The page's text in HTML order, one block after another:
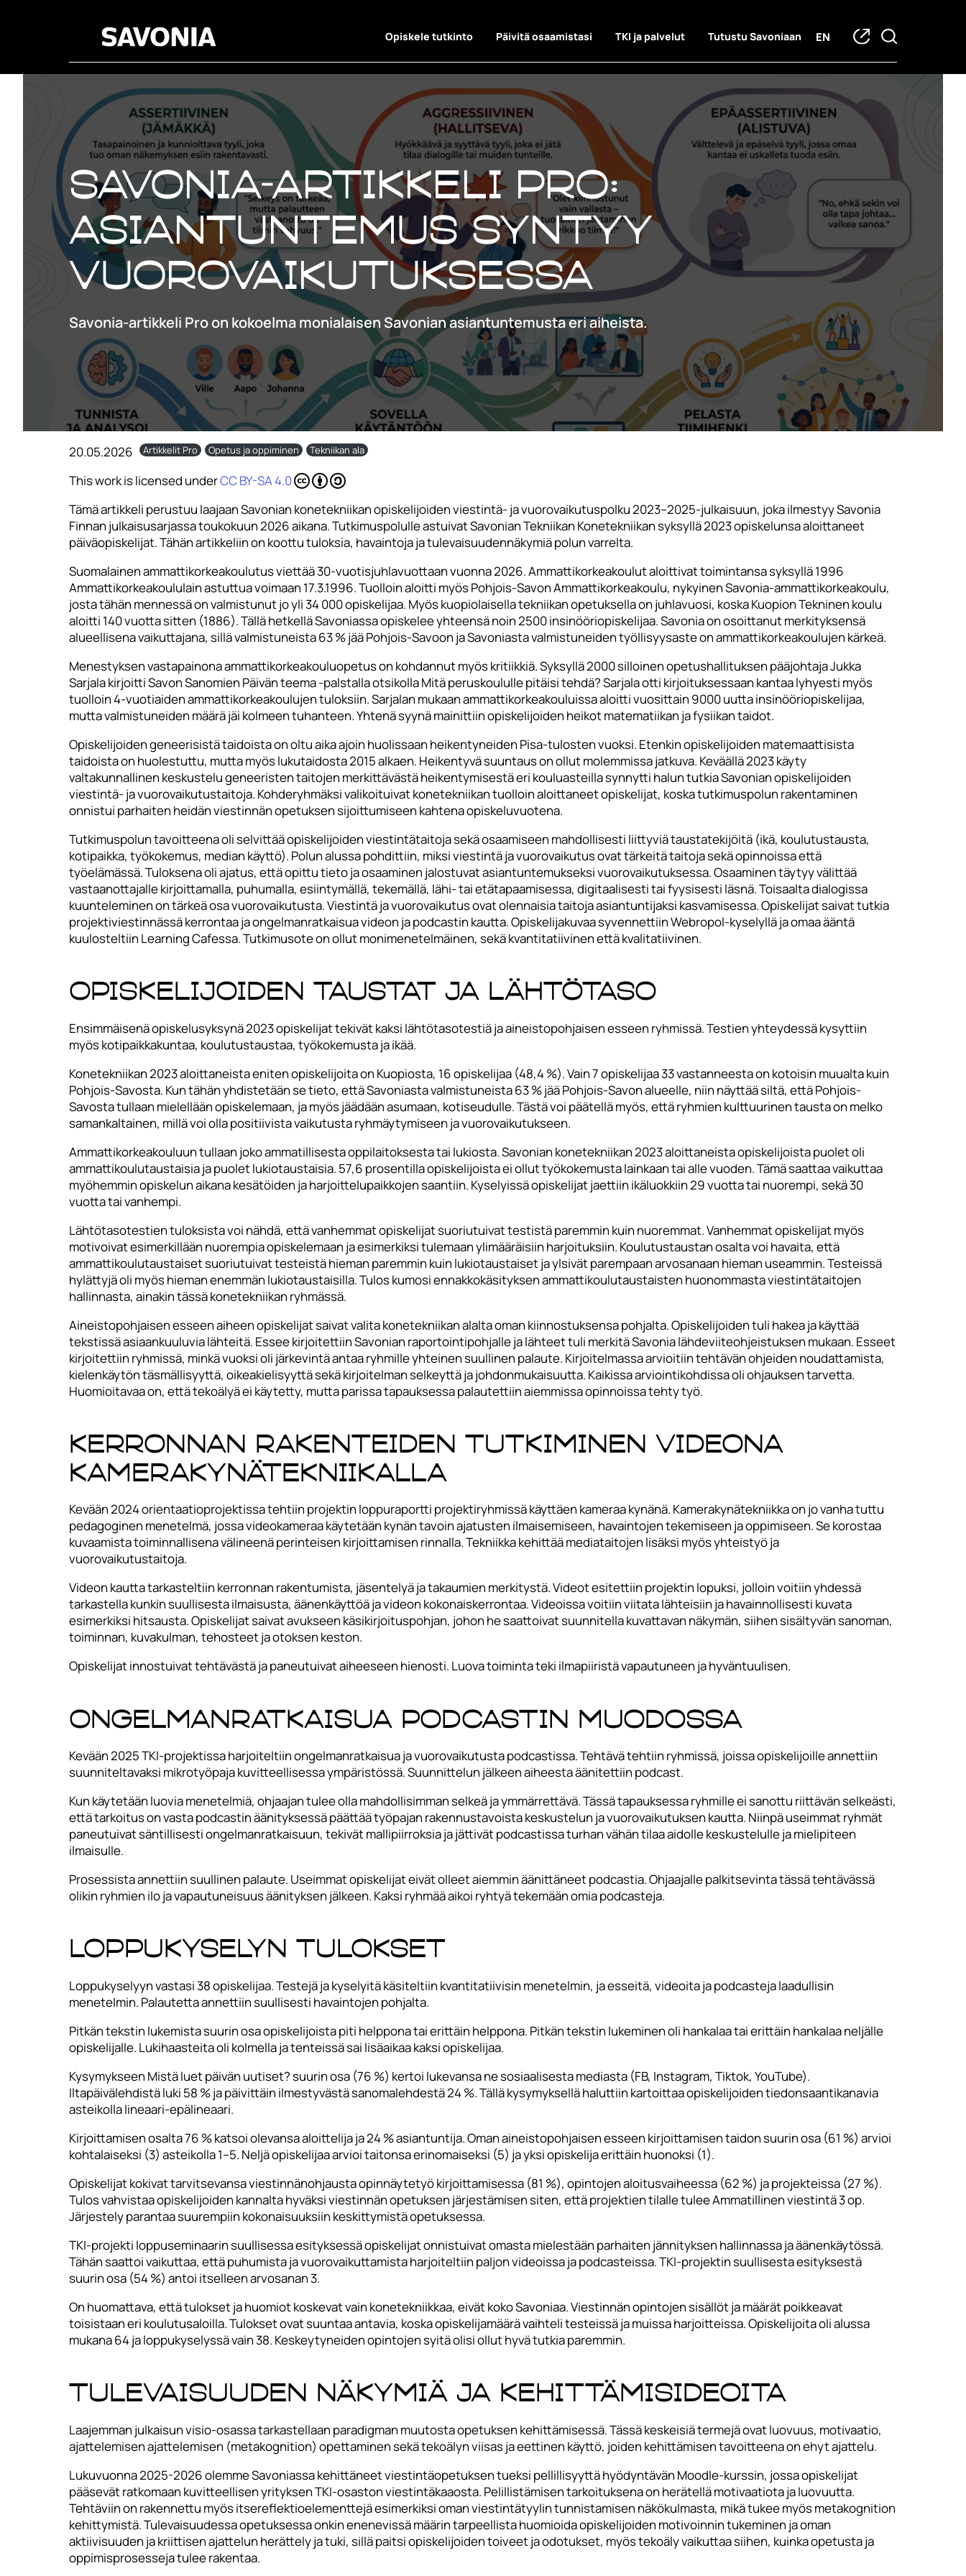
Opiskele tutkinto Päivitä osaamistasi TKI ja palvelut Tutustu Savoniaan EN
Savonia-artikkeli Pro:
Asiantuntemus syntyy
vuorovaikutuksessa
Savonia-artikkeli Pro on kokoelma monialaisen Savonian asiantuntemusta eri aiheista.
20.05.2026 Artikkelit Pro Opetus ja oppiminen Tekniikan ala
This work is licensed underCC BY-SA 4.0
Tämä artikkeli perustuu laajaan Savonian konetekniikan opiskelijoiden viestintä- ja vuorovaikutuspolku 2023–2025-julkaisuun, joka ilmestyy Savonia
Finnan julkaisusarjassa toukokuun 2026 aikana. Tutkimuspolulle astuivat Savonian Tekniikan Konetekniikan syksyllä 2023 opiskelunsa aloittaneet
päiväopiskelijat. Tähän artikkeliin on koottu tuloksia, havaintoja ja tulevaisuudennäkymiä polun varrelta.
Suomalainen ammattikorkeakoulutus viettää 30-vuotisjuhlavuottaan vuonna 2026. Ammattikorkeakoulut aloittivat toimintansa syksyllä 1996
Ammattikorkeakoululain astuttua voimaan 17.3.1996. Tuolloin aloitti myös Pohjois-Savon Ammattikorkeakoulu, nykyinen Savonia-ammattikorkeakoulu,
josta tähän mennessä on valmistunut jo yli 34 000 opiskelijaa. Myös kuopiolaisella tekniikan opetuksella on juhlavuosi, koska Kuopion Tekninen koulu
aloitti 140 vuotta sitten (1886). Tällä hetkellä Savoniassa opiskelee yhteensä noin 2500 insinööriopiskelijaa. Savonia on osoittanut merkityksensä
alueellisena vaikuttajana, sillä valmistuneista 63 % jää Pohjois-Savoon ja Savoniasta valmistuneiden työllisyysaste on ammattikorkeakoulujen kärkeä.
Menestyksen vastapainona ammattikorkeakouluopetus on kohdannut myös kritiikkiä. Syksyllä 2000 silloinen opetushallituksen pääjohtaja Jukka
Sarjala kirjoitti Savon Sanomien Päivän teema -palstalla otsikolla Mitä peruskoululle pitäisi tehdä? Sarjala otti kirjoituksessaan kantaa lyhyesti myös
tuolloin 4-vuotiaiden ammattikorkeakoulujen tuloksiin. Sarjalan mukaan ammattikorkeakouluissa aloitti vuosittain 9000 uutta insinööriopiskelijaa,
mutta valmistuneiden määrä jäi kolmeen tuhanteen. Yhtenä syynä mainittiin opiskelijoiden heikot matematiikan ja fysiikan taidot.
Opiskelijoiden geneerisistä taidoista on oltu aika ajoin huolissaan heikentyneiden Pisa-tulosten vuoksi. Etenkin opiskelijoiden matemaattisista
taidoista on huolestuttu, mutta myös lukutaidosta 2015 alkaen. Heikentyvä suuntaus on ollut molemmissa jatkuva. Keväällä 2023 käyty
valtakunnallinen keskustelu geneeristen taitojen merkittävästä heikentymisestä eri kouluasteilla synnytti halun tutkia Savonian opiskelijoiden
viestintä- ja vuorovaikutustaitoja. Kohderyhmäksi valikoituivat konetekniikan tuolloin aloittaneet opiskelijat, koska tutkimuspolun rakentaminen
onnistui parhaiten heidän viestinnän opetuksen sijoittumiseen kahtena opiskeluvuotena.
Tutkimuspolun tavoitteena oli selvittää opiskelijoiden viestintätaitoja sekä osaamiseen mahdollisesti liittyviä taustatekijöitä (ikä, koulutustausta,
kotipaikka, työkokemus, median käyttö). Polun alussa pohdittiin, miksi viestintä ja vuorovaikutus ovat tärkeitä taitoja sekä opinnoissa että
työelämässä. Tuloksena oli ajatus, että opittu tieto ja osaaminen jalostuvat asiantuntemukseksi vuorovaikutuksessa. Osaaminen täytyy välittää
vastaanottajalle kirjoittamalla, puhumalla, esiintymällä, tekemällä, lähi- tai etätapaamisessa, digitaalisesti tai fyysisesti läsnä. Toisaalta dialogissa
kuunteleminen on tärkeä osa vuorovaikutusta. Viestintä ja vuorovaikutus ovat olennaisia taitoja asiantuntijaksi kasvamisessa. Opiskelijat saivat tutkia
projektiviestinnässä kerrontaa ja ongelmanratkaisua videon ja podcastin kautta. Opiskelijakuvaa syvennettiin Webropol-kyselyllä ja omaa ääntä
kuulosteltiin Learning Cafessa. Tutkimusote on ollut monimenetelmäinen, sekä kvantitatiivinen että kvalitatiivinen.
Opiskelijoiden taustat ja lähtötaso
Ensimmäisenä opiskelusyksynä 2023 opiskelijat tekivät kaksi lähtötasotestiä ja aineistopohjaisen esseen ryhmissä. Testien yhteydessä kysyttiin
myös kotipaikkakuntaa, koulutustaustaa, työkokemusta ja ikää.
Konetekniikan 2023 aloittaneista eniten opiskelijoita on Kuopiosta, 16 opiskelijaa (48,4 %). Vain 7 opiskelijaa 33 vastanneesta on kotoisin muualta kuin
Pohjois-Savosta. Kun tähän yhdistetään se tieto, että Savoniasta valmistuneista 63 % jää Pohjois-Savon alueelle, niin näyttää siltä, että Pohjois-
Savosta tullaan mielellään opiskelemaan, ja myös jäädään asumaan, kotiseudulle. Tästä voi päätellä myös, että ryhmien kulttuurinen tausta on melko
samankaltainen, millä voi olla positiivista vaikutusta ryhmäytymiseen ja vuorovaikutukseen.
Ammattikorkeakouluun tullaan joko ammatillisesta oppilaitoksesta tai lukiosta. Savonian konetekniikan 2023 aloittaneista opiskelijoista puolet oli
ammattikoulutaustaisia ja puolet lukiotaustaisia. 57,6 prosentilla opiskelijoista ei ollut työkokemusta lainkaan tai alle vuoden. Tämä saattaa vaikuttaa
myöhemmin opiskelun aikana kesätöiden ja harjoittelupaikkojen saantiin. Kyselyissä opiskelijat jaettiin ikäluokkiin 29 vuotta tai nuorempi, sekä 30
vuotta tai vanhempi.
Lähtötasotestien tuloksista voi nähdä, että vanhemmat opiskelijat suoriutuivat testistä paremmin kuin nuoremmat. Vanhemmat opiskelijat myös
motivoivat esimerkillään nuorempia opiskelemaan ja esimerkiksi tulemaan ylimääräisiin harjoituksiin. Koulutustaustan osalta voi havaita, että
ammattikoulutaustaiset suoriutuivat testeistä hieman paremmin kuin lukiotaustaiset ja ylsivät parempaan arvosanaan hieman useammin. Testeissä
hylättyjä oli myös hieman enemmän lukiotaustaisilla. Tulos kumosi ennakkokäsityksen ammattikoulutaustaisten huonommasta viestintätaitojen
hallinnasta, ainakin tässä konetekniikan ryhmässä.
Aineistopohjaisen esseen aiheen opiskelijat saivat valita konetekniikan alalta oman kiinnostuksensa pohjalta. Opiskelijoiden tuli hakea ja käyttää
tekstissä asiaankuuluvia lähteitä. Essee kirjoitettiin Savonian raportointipohjalle ja lähteet tuli merkitä Savonia lähdeviiteohjeistuksen mukaan. Esseet
kirjoitettiin ryhmissä, minkä vuoksi oli järkevintä antaa ryhmille yhteinen suullinen palaute. Kirjoitelmassa arvioitiin tehtävän ohjeiden noudattamista,
kielenkäytön täsmällisyyttä, oikeakielisyyttä sekä kirjoitelman selkeyttä ja johdonmukaisuutta. Kaikissa arviointikohdissa oli ohjauksen tarvetta.
Huomioitavaa on, että tekoälyä ei käytetty, mutta parissa tapauksessa palautettiin aiemmissa opinnoissa tehty työ.
Kerronnan rakenteiden tutkiminen videona
kamerakynätekniikalla
Kevään 2024 orientaatioprojektissa tehtiin projektin loppuraportti projektiryhmissä käyttäen kameraa kynänä. Kamerakynätekniikka on jo vanha tuttu
pedagoginen menetelmä, jossa videokameraa käytetään kynän tavoin ajatusten ilmaisemiseen, havaintojen tekemiseen ja oppimiseen. Se korostaa
kuvaamista toiminnallisena välineenä perinteisen kirjoittamisen rinnalla. Tekniikka kehittää mediataitojen lisäksi myös yhteistyö ja
vuorovaikutustaitoja.
Videon kautta tarkasteltiin kerronnan rakentumista, jäsentelyä ja takaumien merkitystä. Videot esitettiin projektin lopuksi, jolloin voitiin yhdessä
tarkastella kunkin suullisesta ilmaisusta, äänenkäyttöä ja videon kokonaiskerrontaa. Videoissa voitiin viitata lähteisiin ja havainnollisesti kuvata
esimerkiksi hitsausta. Opiskelijat saivat avukseen käsikirjoituspohjan, johon he saattoivat suunnitella kuvattavan näkymän, siihen sisältyvän sanoman,
toiminnan, kuvakulman, tehosteet ja otoksen keston.
Opiskelijat innostuivat tehtävästä ja paneutuivat aiheeseen hienosti. Luova toiminta teki ilmapiiristä vapautuneen ja hyväntuulisen.
Ongelmanratkaisua podcastin muodossa
Kevään 2025 TKI-projektissa harjoiteltiin ongelmanratkaisua ja vuorovaikutusta podcastissa. Tehtävä tehtiin ryhmissä, joissa opiskelijoille annettiin
suunniteltavaksi mikrotyöpaja kuvitteellisessa ympäristössä. Suunnittelun jälkeen aiheesta äänitettiin podcast.
Kun käytetään luovia menetelmiä, ohjaajan tulee olla mahdollisimman selkeä ja ymmärrettävä. Tässä tapauksessa ryhmille ei sanottu riittävän selkeästi,
että tarkoitus on vasta podcastin äänityksessä päättää työpajan rakennustavoista keskustelun ja vuorovaikutuksen kautta. Niinpä useimmat ryhmät
paneutuivat säntillisesti ongelmanratkaisuun, tekivät mallipiirroksia ja jättivät podcastissa turhan vähän tilaa aidolle keskustelulle ja mielipiteen
ilmaisulle.
Prosessista annettiin suullinen palaute. Useimmat opiskelijat eivät olleet aiemmin äänittäneet podcastia. Ohjaajalle palkitsevinta tässä tehtävässä
olikin ryhmien ilo ja vapautuneisuus äänityksen jälkeen. Kaksi ryhmää aikoi ryhtyä tekemään omia podcasteja.
Loppukyselyn tulokset
Loppukyselyyn vastasi 38 opiskelijaa. Testejä ja kyselyitä käsiteltiin kvantitatiivisin menetelmin, ja esseitä, videoita ja podcasteja laadullisin
menetelmin. Palautetta annettiin suullisesti havaintojen pohjalta.
Pitkän tekstin lukemista suurin osa opiskelijoista piti helppona tai erittäin helppona. Pitkän tekstin lukeminen oli hankalaa tai erittäin hankalaa neljälle
opiskelijalle. Lukihaasteita oli kolmella ja tenteissä sai lisäaikaa kaksi opiskelijaa.
Kysymykseen Mistä luet päivän uutiset? suurin osa (76 %) kertoi lukevansa ne sosiaalisesta mediasta (FB, Instagram, Tiktok, YouTube).
Iltapäivälehdistä luki 58 % ja päivittäin ilmestyvästä sanomalehdestä 24 %. Tällä kysymyksellä haluttiin kartoittaa opiskelijoiden tiedonsaantikanavia
asteikolla lineaari-epälineaari.
Kirjoittamisen osalta 76 % katsoi olevansa aloittelija ja 24 % asiantuntija. Oman aineistopohjaisen esseen kirjoittamisen taidon suurin osa (61 %) arvioi
kohtalaiseksi (3) asteikolla 1–5. Neljä opiskelijaa arvioi taitonsa erinomaiseksi (5) ja yksi opiskelija erittäin huonoksi (1).
Opiskelijat kokivat tarvitsevansa viestinnänohjausta opinnäytetyö kirjoittamisessa (81 %), opintojen aloitusvaiheessa (62 %) ja projekteissa (27 %).
Tulos vahvistaa opiskelijoiden kannalta hyväksi viestinnän opetuksen järjestämisen siten, että projektien tilalle tulee Ammatillinen viestintä 3 op.
Järjestely parantaa suurempiin kokonaisuuksiin keskittymistä opetuksessa.
TKI-projekti loppuseminaarin suullisessa esityksessä opiskelijat onnistuivat omasta mielestään parhaiten jännityksen hallinnassa ja äänenkäytössä.
Tähän saattoi vaikuttaa, että puhumista ja vuorovaikuttamista harjoiteltiin paljon videoissa ja podcasteissa. TKI-projektin suullisesta esityksestä
suurin osa (54 %) antoi itselleen arvosanan 3.
On huomattava, että tulokset ja huomiot koskevat vain konetekniikkaa, eivät koko Savoniaa. Viestinnän opintojen sisällöt ja määrät poikkeavat
toisistaan eri koulutusaloilla. Tulokset ovat suuntaa antavia, koska opiskelijamäärä vaihteli testeissä ja muissa harjoitteissa. Opiskelijoita oli alussa
mukana 64 ja loppukyselyssä vain 38. Keskeytyneiden opintojen syitä olisi ollut hyvä tutkia paremmin.
Tulevaisuuden näkymiä ja kehittämisideoita
Laajemman julkaisun visio-osassa tarkastellaan paradigman muutosta opetuksen kehittämisessä. Tässä keskeisiä termejä ovat luovuus, motivaatio,
ajattelemisen ajattelemisen (metakognition) opettaminen sekä tekoälyn viisas ja eettinen käyttö, joiden kehittämisen tavoitteena on ehyt ajattelu.
Lukuvuonna 2025-2026 olemme Savoniassa kehittäneet viestintäopetuksen tueksi pellillisyyttä hyödyntävän Moodle-kurssin, jossa opiskelijat
pääsevät ratkomaan kuvitteellisen yrityksen TKI-osaston viestintäkaaosta. Pelillistämisen tarkoituksena on herätellä motivaatiota ja luovuutta.
Tehtäviin on rakennettu myös itsereflektioelementtejä esimerkiksi oman viestintätyylin tunnistamisen näkökulmasta, mikä tukee myös metakognition
kehittymistä. Tulevaisuudessa opetuksessa onkin enenevissä määrin tarpeellista huomioida opiskelijoiden motivoinnin tukeminen ja oman
aktiivisuuden ja kriittisen ajattelun herättely ja tuki, sillä paitsi opiskelijoiden toiveet ja odotukset, myös tekoäly vaikuttaa siihen, kuinka opetusta ja
oppimisprosesseja tulee rakentaa.